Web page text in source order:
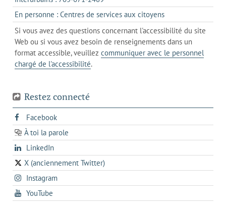
de
messagerie
un
client
de
votre
téléphone
dans
un
client
de
votre
En personne : Centres de services aux citoyenss'ouvre
dans
l'onglet
actuel
Si vous avez des questions concernant l'accessibilité du site
Web ou si vous avez besoin de renseignements dans un
format accessible, veuillez communiquer avec le personnel
chargé de l'accessibilité.
Restez connecté
Facebooks'ouvre
dans
un
onglet
À toi la parole
opens
in
a
new
tab
LinkedInopens
in
a
new
X (anciennement Twitter)
s'ouvre
dans
un
nouvel
Instagrams'ouvre
dans
un
YouTube
dans